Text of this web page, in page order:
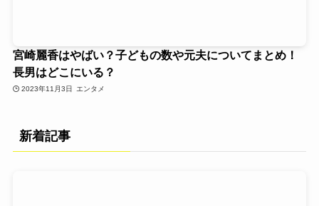
宮崎麗香はやばい？子どもの数や元夫についてまとめ！
長男はどこにいる？
2023年11月3日 エンタメ
新着記事